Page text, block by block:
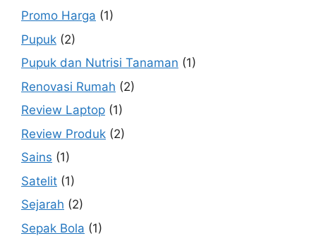
Promo Harga (1)
Pupuk (2)
Pupuk dan Nutrisi Tanaman (1)
Renovasi Rumah (2)
Review Laptop (1)
Review Produk (2)
Sains (1)
Satelit (1)
Sejarah (2)
Sepak Bola (1)